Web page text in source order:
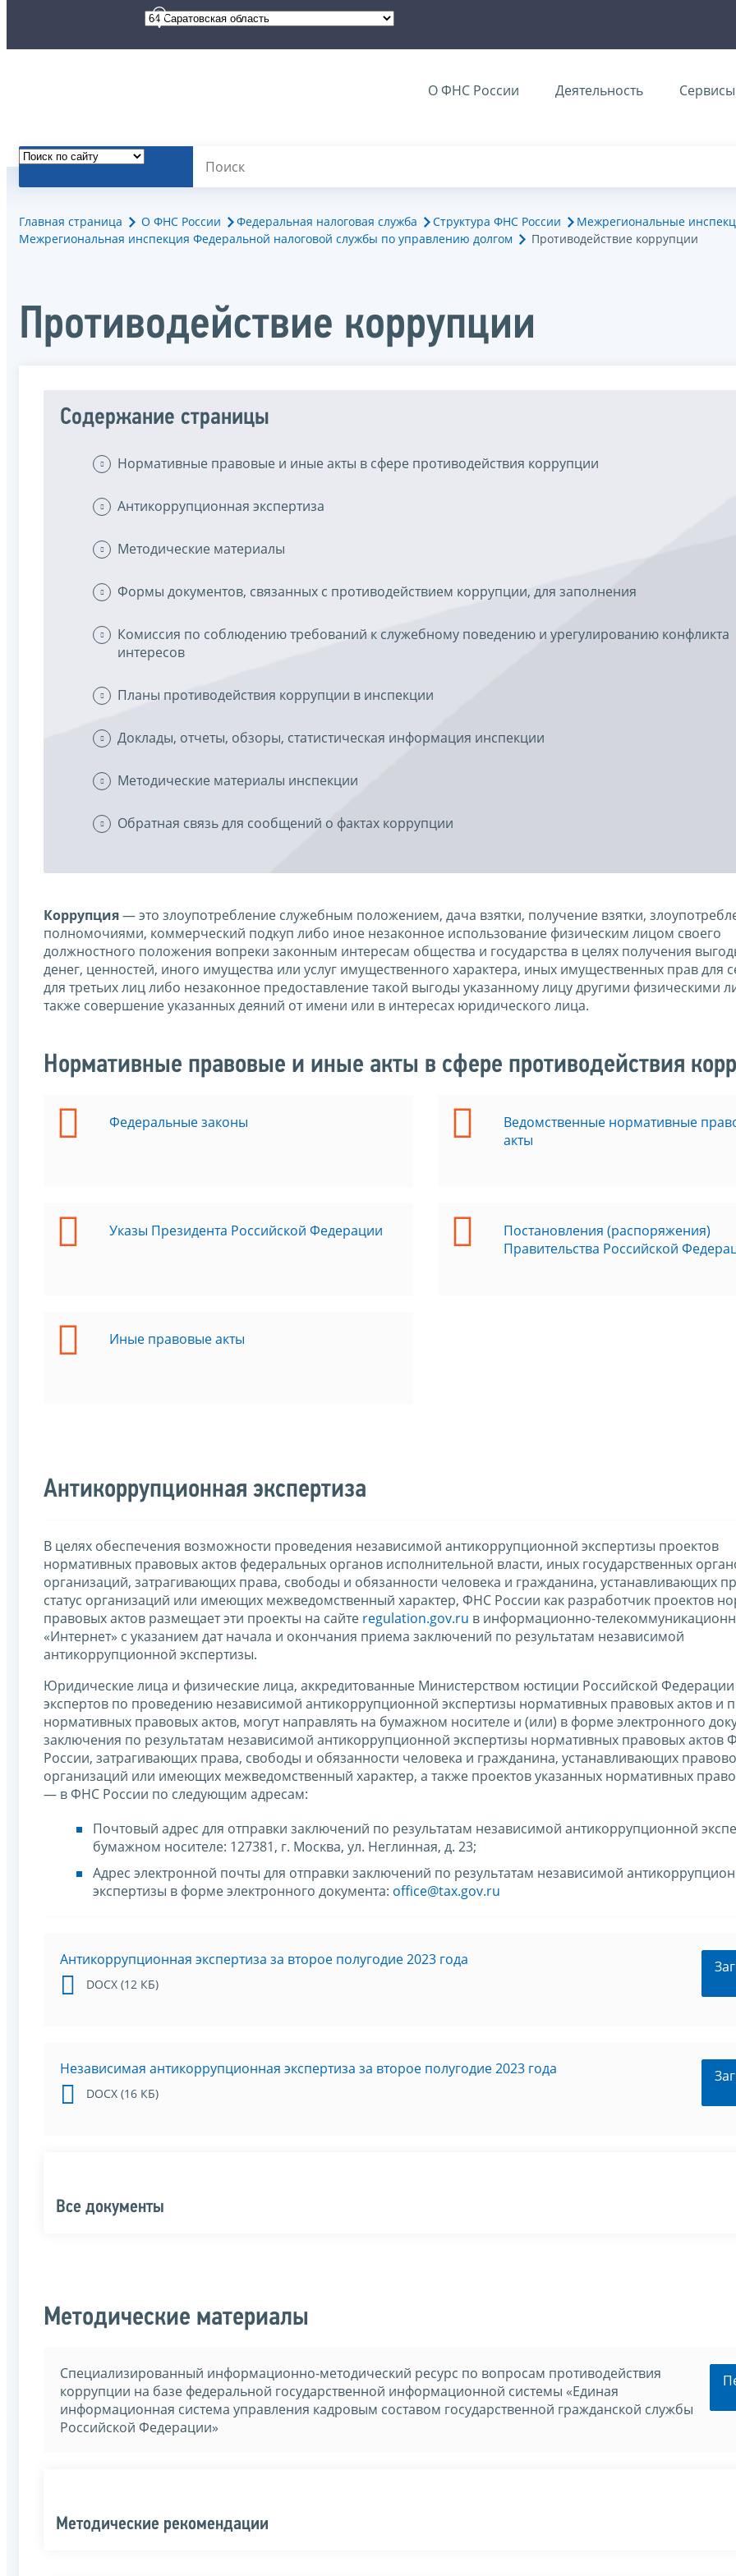
О ФНС России Деятельность Сервисы
Главная страница О ФНС России Федеральная налоговая служба Структура ФНС России
Межрегиональные
Межрегиональная инспекция Федеральной налоговой службы по управлению долгом
Противодействие коррупции
Противодействие коррупции
Содержание страницы
Нормативные правовые и иные акты в сфере противодействия коррупции
Антикоррупционная экспертиза
Методические материалы
Формы документов, связанных с противодействием коррупции, для заполнения
Комиссия по соблюдению требований к служебному поведению и урегулированию конфликта
интересов
Планы противодействия коррупции в инспекции
Доклады, отчеты, обзоры, статистическая информация инспекции
Методические материалы инспекции
Обратная связь для сообщений о фактах коррупции
Коррупция— это злоупотребление служебным положением, дача взятки, получение взятки,
полномочиями, коммерческий подкуп либо иное незаконное использование физическим лицом своего
должностного положения вопреки законным интересам общества и государства в целях получения
денег, ценностей, иного имущества или услуг имущественного характера, иных имущественных прав для
для третьих лиц либо незаконное предоставление такой выгоды указанному лицу другими физическими
также совершение указанных деяний от имени или в интересах юридического лица.
Нормативные правовые и иные акты в сфере противодействия
Федеральные законы
Указы Президента Российской Федерации
Иные правовые акты
Ведомственные нормативные
акты
Постановления (распоряжения)
Правительства Российской
Антикоррупционная экспертиза
В целях обеспечения возможности проведения независимой антикоррупционной экспертизы проектов
нормативных правовых актов федеральных органов исполнительной власти, иных государственных
организаций, затрагивающих права, свободы и обязанности человека и гражданина, устанавливающих
статус организаций или имеющих межведомственный характер, ФНС России как разработчик проектов
правовых актов размещает эти проекты на сайте regulation.gov.ru в информационно-
«Интернет» с указанием дат начала и окончания приема заключений по результатам независимой
антикоррупционной экспертизы.
Юридические лица и физические лица, аккредитованные Министерством юстиции Российской Федерации
экспертов по проведению независимой антикоррупционной экспертизы нормативных правовых актов и
нормативных правовых актов, могут направлять на бумажном носителе и (или) в форме электронного
заключения по результатам независимой антикоррупционной экспертизы нормативных правовых актов
России, затрагивающих права, свободы и обязанности человека и гражданина, устанавливающих
организаций или имеющих межведомственный характер, а также проектов указанных нормативных
— в ФНС России по следующим адресам:
Почтовый адрес для отправки заключений по результатам независимой антикоррупционной
бумажном носителе: 127381, г. Москва, ул. Неглинная, д. 23;
Адрес электронной почты для отправки заключений по результатам независимой
экспертизы в форме электронного документа: office@tax.gov.ru
Антикоррупционная экспертиза за второе полугодие 2023 года
DOCX (12 КБ)
Независимая антикоррупционная экспертиза за второе полугодие 2023 года
DOCX (16 КБ)
Все документы
Методические материалы
Специализированный информационно-методический ресурс по вопросам противодействия
коррупции на базе федеральной государственной информационной системы «Единая
информационная система управления кадровым составом государственной гражданской службы
Российской Федерации»
Методические рекомендации